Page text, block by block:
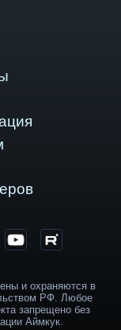
и охраняются в
РФ. Любое
запрещено без
Аймкук.